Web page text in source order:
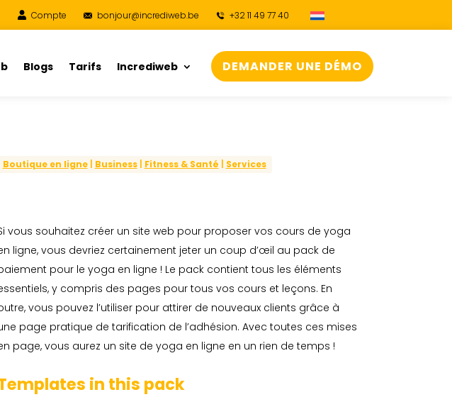
Compte bonjour@incrediweb.be +32 11 49 77 40
Blogs Tarifs Incrediweb DEMANDER UNE DÉMO
Boutique en ligne| Business| Fitness & Santé Services
vous souhaitez créer un site web pour proposer vos cours de yoga
ligne, vous devriez certainement jeter un coup d’œil au pack de
pour le yoga en ligne ! Le pack contient tous les éléments
y compris des pages pour tous vos cours et leçons. En
vous pouvez l’utiliser pour attirer de nouveaux clients grâce à
page pratique de tarification de l’adhésion. Avec toutes ces mises
page, vous aurez un site de yoga en ligne en un rien de temps !
in this pack